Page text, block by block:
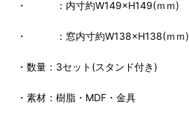
・ ：内寸約W149×H149(ｍｍ)
・ ：窓内寸約W138×H138(ｍｍ)
・数量：3セット(スタンド付き)
・素材：樹脂・MDF・金具